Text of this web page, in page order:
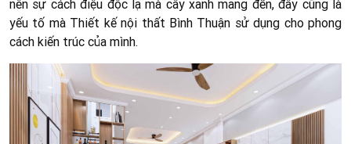
Tham khảo:review 1 chút nội ngoại thất khách sạn Sunrise -
KTS Đoàn Anh Quốc